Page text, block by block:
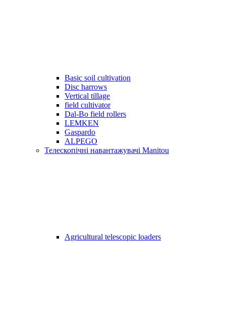
Basic soil cultivation
Disc harrows
Vertical tillage
field cultivator
Dal-Bo field rollers
LEMKEN
Gaspardo
ALPEGO
Телескопічні навантажувачі Manitou
Agricultural telescopic loaders